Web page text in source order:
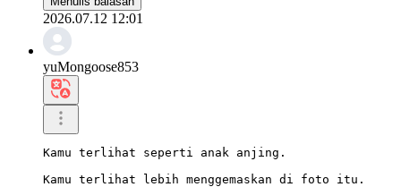
2026.07.12 12:01
yuMongoose853
Kamu terlihat seperti anak anjing.
Kamu terlihat lebih menggemaskan di foto itu.